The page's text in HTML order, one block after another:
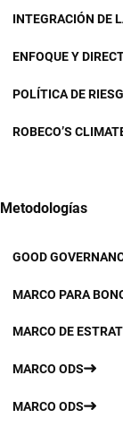
INTEGRACIÓN DE
ENFOQUE Y
POLÍTICA DE
ROBECO’S
Metodologías
GOOD
MARCO PARA
MARCO DE
MARCO ODS
MARCO ODS